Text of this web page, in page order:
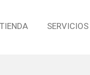
TIENDA SERVICIOS